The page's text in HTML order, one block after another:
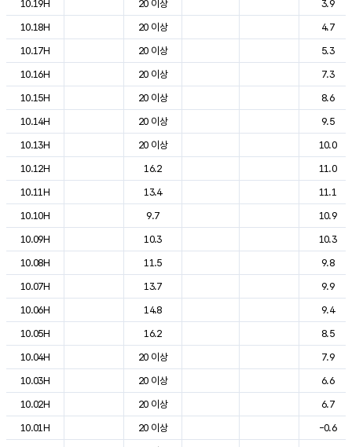
10.19H
20 이상
3.9
10.18H
20 이상
4.7
10.17H
20 이상
5.3
10.16H
20 이상
7.3
10.15H
20 이상
8.6
10.14H
20 이상
9.5
10.13H
20 이상
10.0
10.12H
16.2
11.0
10.11H
13.4
11.1
10.10H
9.7
10.9
10.09H
10.3
10.3
10.08H
11.5
9.8
10.07H
13.7
9.9
10.06H
14.8
9.4
10.05H
16.2
8.5
10.04H
20 이상
7.9
10.03H
20 이상
6.6
10.02H
20 이상
6.7
10.01H
20 이상
-0.6